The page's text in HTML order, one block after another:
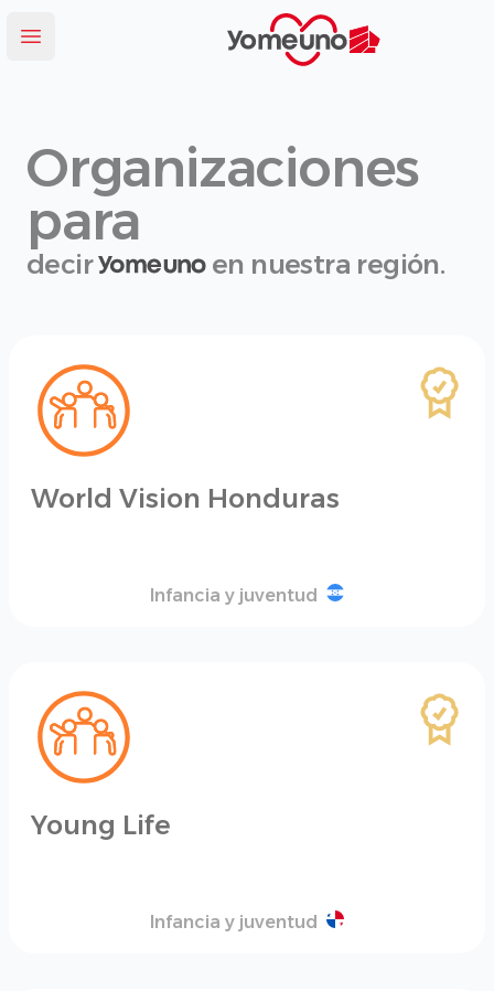
Abrir menú
Organizaciones
para
decir en nuestra región.
World Vision Honduras
Infancia y juventud
Young Life
Infancia y juventud